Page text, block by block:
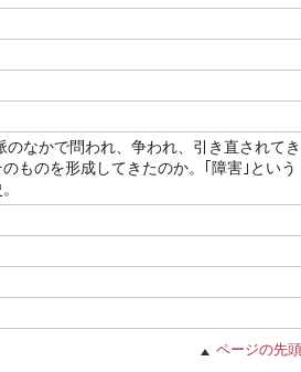
のなかで問われ、争われ、引き直されてき
ものを形成してきたのか。｢障害｣という
ページの先